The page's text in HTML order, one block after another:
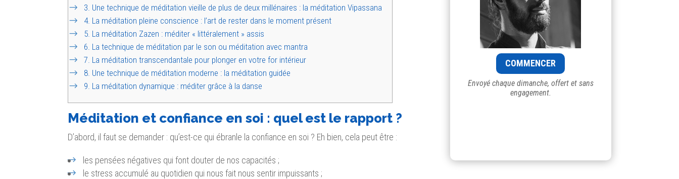
3. Une technique de méditation vieille de plus de deux millénaires : la méditation Vipassana
4. La méditation pleine conscience : l’art de rester dans le moment présent
5. La méditation Zazen : méditer « littéralement » assis
6. La technique de méditation par le son ou méditation avec mantra
7. La méditation transcendantale pour plonger en votre for intérieur
8. Une technique de méditation moderne : la méditation guidée
9. La méditation dynamique : méditer grâce à la danse
Méditation et confiance en soi : quel est le rapport ?
D’abord, il faut se demander : qu’est-ce qui ébranle la confiance en soi ? Eh bien, cela peut être :
les pensées négatives qui font douter de nos capacités ;
le stress accumulé au quotidien qui nous fait nous sentir impuissants ;
COMMENCER
Envoyé chaque dimanche, offert et sans
engagement.